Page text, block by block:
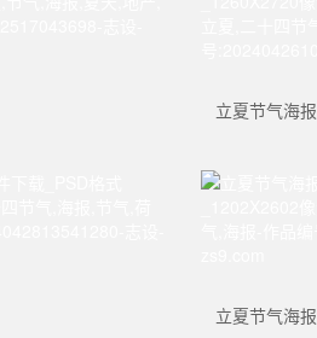
立夏节气海报
立夏节气海报